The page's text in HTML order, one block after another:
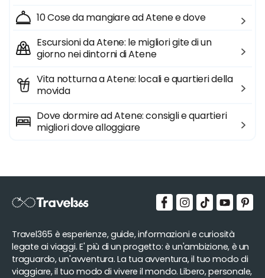
10 Cose da mangiare ad Atene e dove
Escursioni da Atene: le migliori gite di un
giorno nei dintorni di Atene
Vita notturna a Atene: locali e quartieri della
movida
Dove dormire ad Atene: consigli e quartieri
migliori dove alloggiare
Travel365 è esperienze, guide, informazioni e curiosità
legate ai viaggi. E' più di un progetto: è un'ambizione, è un
traguardo, un'avventura. La tua avventura, il tuo modo di
viaggiare, il tuo modo di vivere il mondo. Libero, personale,